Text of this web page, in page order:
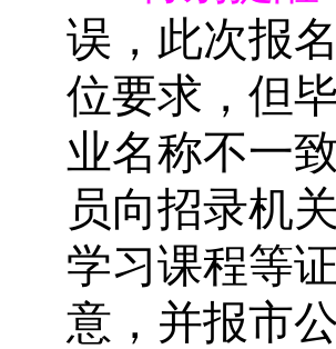
误，此次报
位要求，但
业名称不一
员向招录机
学习课程等
意，并报市